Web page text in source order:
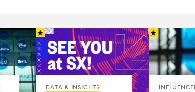
DATA & INSIGHTS